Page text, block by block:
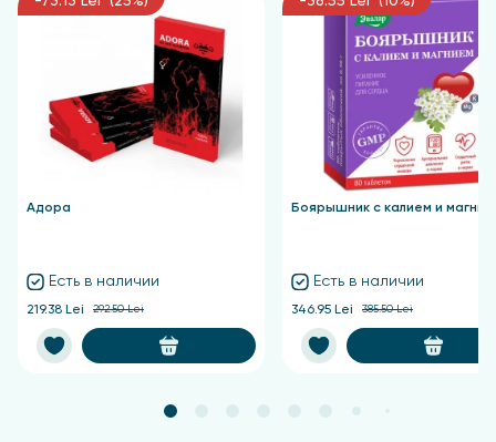
Адора
Есть в наличии
219.38 Lei 292.50 Lei
Боярышник с калием и
Есть в наличии
346.95 Lei 385.50 Lei